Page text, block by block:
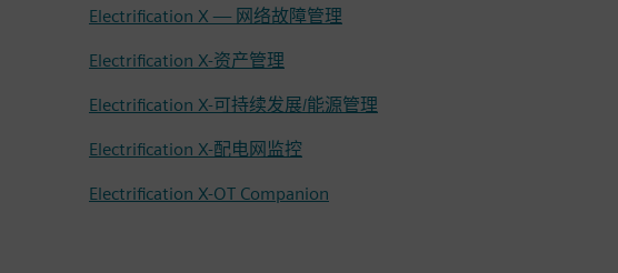
Electrification X — 网络故障管理
Electrification X-资产管理
Electrification X-可持续发展/能源管理
Electrification X-配电网监控
Electrification X-OT Companion